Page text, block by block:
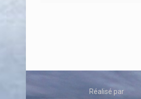
Réalisé par